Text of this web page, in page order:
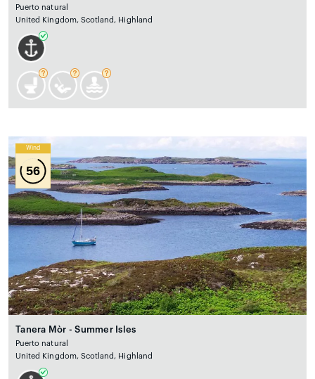
Puerto natural
United Kingdom, Scotland, Highland
Wind
56
Tanera Mòr - Summer Isles
Puerto natural
United Kingdom, Scotland, Highland